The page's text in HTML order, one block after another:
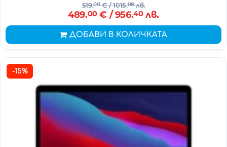
519.00€/ 1015.08лв.
489.00€ / 956.40лв.
ДОБАВИ В КОЛИЧКАТА
-15%